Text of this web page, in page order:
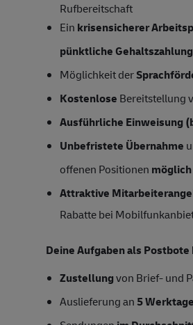
Rufbereitschaft
Ein krisensicherer
pünktliche
Möglichkeit der
Kostenlose Bereitstellung
Ausführliche Einweisung
Unbefristete Übernahme
offenen Positionen möglich
Attraktive
Rabatte bei
Deine Aufgaben als Postbote
Zustellungvon Brief- und
Auslieferung an5